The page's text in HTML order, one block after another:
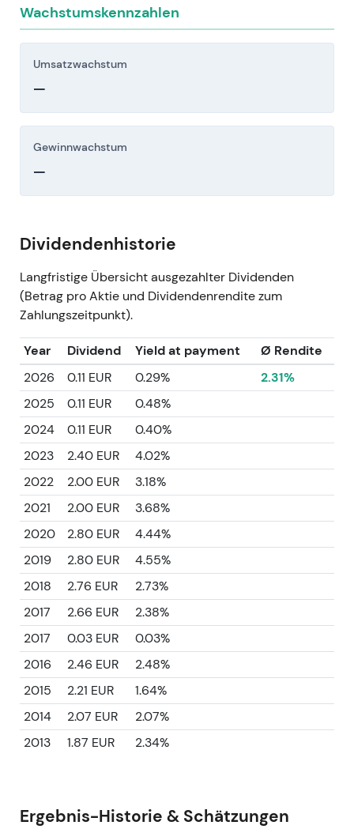
Wachstumskennzahlen
Umsatzwachstum
—
Gewinnwachstum
—
Dividendenhistorie
Langfristige Übersicht ausgezahlter Dividenden
(Betrag pro Aktie und Dividendenrendite zum
Zahlungszeitpunkt).
Year Dividend Yield at payment
Ø Rendite
2026
0.11 EUR 0.29%
2.31%
2025
0.11 EUR
0.48%
2024
0.11 EUR
0.40%
2023
2.40 EUR
4.02%
2022
2.00 EUR
3.18%
2021
2.00 EUR
3.68%
2020
2.80 EUR
4.44%
2019
2.80 EUR
4.55%
2018
2.76 EUR
2.73%
2017
2.66 EUR
2.38%
2017
0.03 EUR
0.03%
2016
2.46 EUR
2.48%
2015
2.21 EUR
1.64%
2014
2.07 EUR
2.07%
2013
1.87 EUR 2.34%
Ergebnis-Historie & Schätzungen